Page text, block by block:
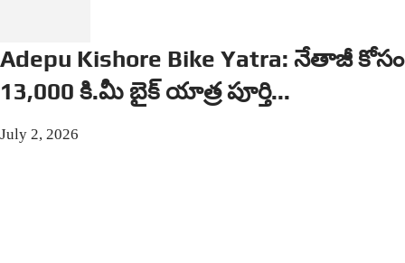
Adepu Kishore Bike Yatra: నేతాజీ కోసం
13,000 కి.మీ బైక్ యాత్ర పూర్తి...
July 2, 2026